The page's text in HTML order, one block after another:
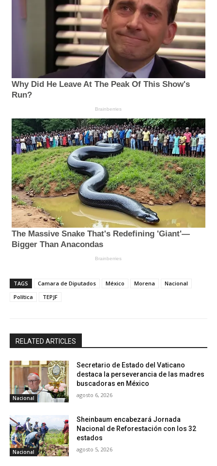
TAGS Camara de Diputados México Morena
Nacional
Política
TEPJF
RELATED ARTICLES
Nacional
Secretario de Estado del Vaticano
destaca la perseverancia de las madres
buscadoras en México
agosto 6, 2026
Nacional
Sheinbaum encabezará Jornada
Nacional de Reforestación con los 32
estados
agosto 5, 2026